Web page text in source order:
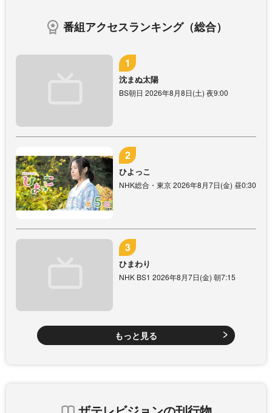
番組アクセスランキング（総合）
沈まぬ太陽
BS朝日 2026年8月8日(土) 夜9:00
ひよっこ
NHK総合・東京 2026年8月7日(金) 昼0:30
ひまわり
NHK BS1 2026年8月7日(金) 朝7:15
もっと見る